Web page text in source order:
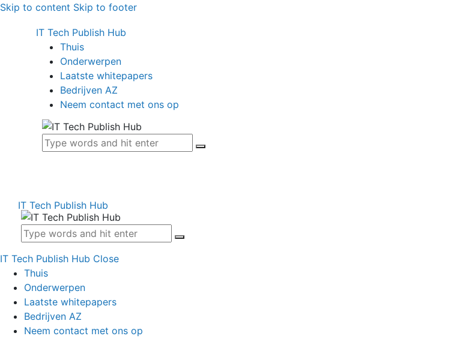
Skip to content Skip to footer
IT Tech Publish Hub
Thuis
Onderwerpen
Laatste whitepapers
Bedrijven AZ
Neem contact met ons op
IT Tech Publish Hub
IT Tech Publish Hub Close
Thuis
Onderwerpen
Laatste whitepapers
Bedrijven AZ
Neem contact met ons op